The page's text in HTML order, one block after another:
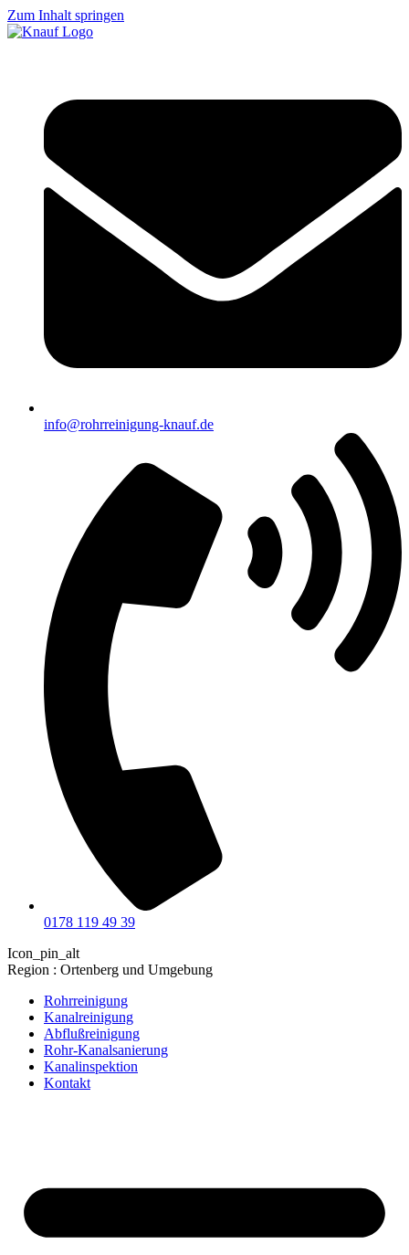
Zum Inhalt springen
info@rohrreinigung-knauf.de
0178 119 49 39
Icon_pin_alt
Region : Ortenberg und Umgebung
Rohrreinigung
Kanalreinigung
Abflußreinigung
Rohr-Kanalsanierung
Kanalinspektion
Kontakt